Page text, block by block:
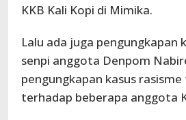
KKB Kali Kopi di Mimika.
Lalu ada juga pengungkapan
senpi anggota Denpom
pengungkapan kasus
terhadap beberapa anggota